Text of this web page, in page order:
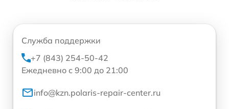
Служба поддержки
+7 (843) 254-50-42
Ежедневно с 9:00 до 21:00
info@kzn.polaris-repair-center.ru